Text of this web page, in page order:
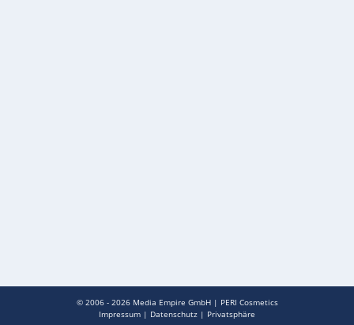
© 2006 - 2026 Media Empire GmbH| PERI Cosmetics
Impressum | Datenschutz | Privatsphäre